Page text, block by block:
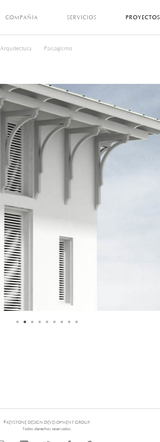
COMPAÑIA SERVICIOS PROYECTOS
Arquitectura Paisagismo
© KEYSTONE DESIGN DEVELOPMENT GROUP.
Todos derechos reservados.